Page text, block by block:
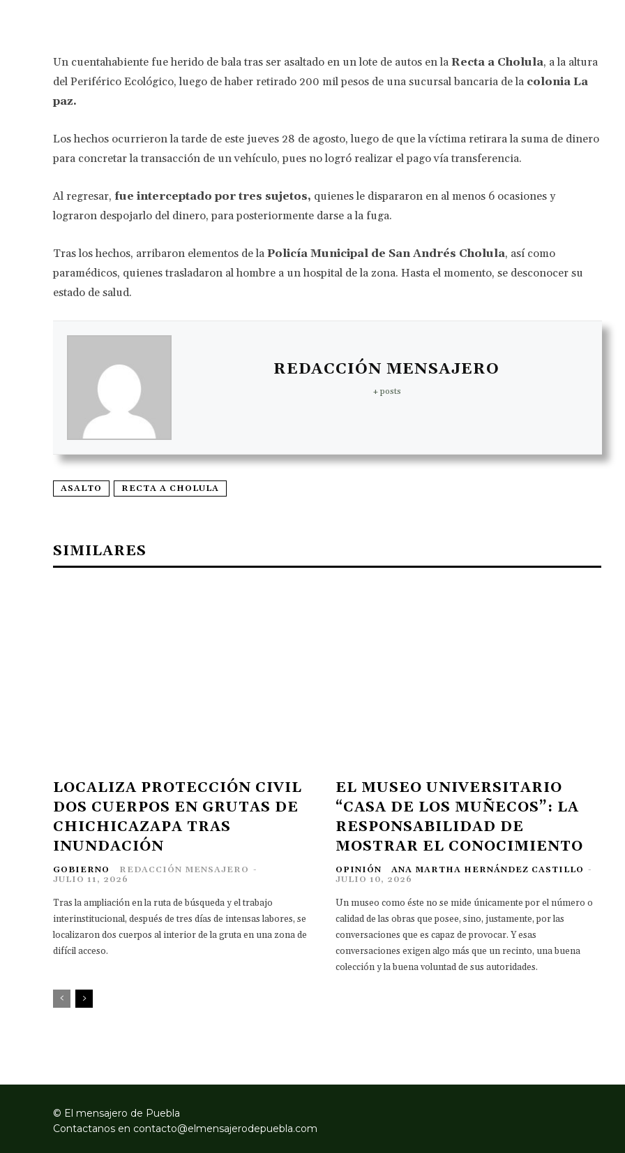
Un cuentahabiente fue herido de bala tras ser asaltado en un lote de autos en la Recta a Cholula, a la altura
del Periférico Ecológico, luego de haber retirado 200 mil pesos de una sucursal bancaria de la colonia La
paz.
Los hechos ocurrieron la tarde de este jueves 28 de agosto, luego de que la víctima retirara la suma de dinero
para concretar la transacción de un vehículo, pues no logró realizar el pago vía transferencia.
Al regresar, fue interceptado por tres sujetos, quienes le dispararon en al menos 6 ocasiones y
lograron despojarlo del dinero, para posteriormente darse a la fuga.
Tras los hechos, arribaron elementos de la Policía Municipal de San Andrés Cholula, así como
paramédicos, quienes trasladaron al hombre a un hospital de la zona. Hasta el momento, se desconocer su
estado de salud.
REDACCIÓN MENSAJERO
+ posts
ASALTO RECTA A CHOLULA
SIMILARES
LOCALIZA PROTECCIÓN CIVIL
DOS CUERPOS EN GRUTAS DE
CHICHICAZAPA TRAS
INUNDACIÓN
GOBIERNO REDACCIÓN MENSAJERO -
JULIO 11, 2026
Tras la ampliación en la ruta de búsqueda y el trabajo
interinstitucional, después de tres días de intensas labores, se
localizaron dos cuerpos al interior de la gruta en una zona de
difícil acceso.
EL MUSEO UNIVERSITARIO
“CASA DE LOS MUÑECOS”: LA
RESPONSABILIDAD DE
MOSTRAR EL CONOCIMIENTO
OPINIÓN ANA MARTHA HERNÁNDEZ CASTILLO -
JULIO 10, 2026
Un museo como éste no se mide únicamente por el número o
calidad de las obras que posee, sino, justamente, por las
conversaciones que es capaz de provocar. Y esas
conversaciones exigen algo más que un recinto, una buena
colección y la buena voluntad de sus autoridades.
© El mensajero de Puebla
Contactanos en contacto@elmensajerodepuebla.com